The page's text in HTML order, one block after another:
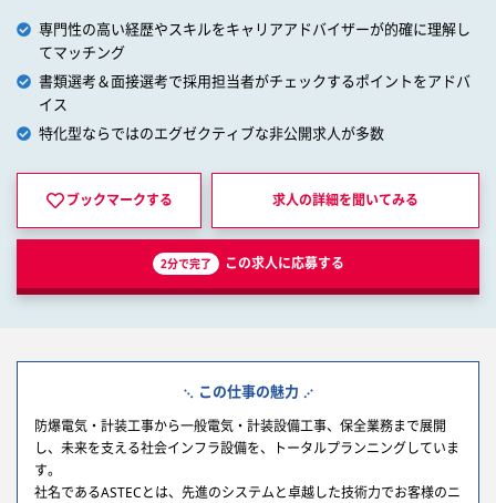
専門性の高い経歴やスキルをキャリアアドバイザーが的確に理解し
てマッチング
書類選考＆面接選考で採用担当者がチェックするポイントをアドバ
イス
特化型ならではのエグゼクティブな非公開求人が多数
ブックマークする 求人の詳細を聞いてみる
2分で完了 この求人に応募する
この仕事の魅力
防爆電気・計装工事から一般電気・計装設備工事、保全業務まで展開
し、未来を支える社会インフラ設備を、トータルプランニングしていま
す。
社名であるASTECとは、先進のシステムと卓越した技術力でお客様のニ